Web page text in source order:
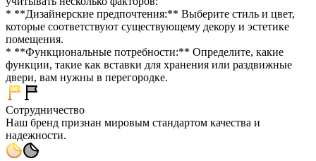
* **Дизайнерские предпочтения:** Выберите стиль и цвет,
которые соответствуют существующему декору и эстетике
помещения.
* **Функциональные потребности:** Определите, какие
функции, такие как вставки для хранения или раздвижные
двери, вам нужны в перегородке.
Сотрудничество
Наш бренд признан мировым стандартом качества и
надежности.